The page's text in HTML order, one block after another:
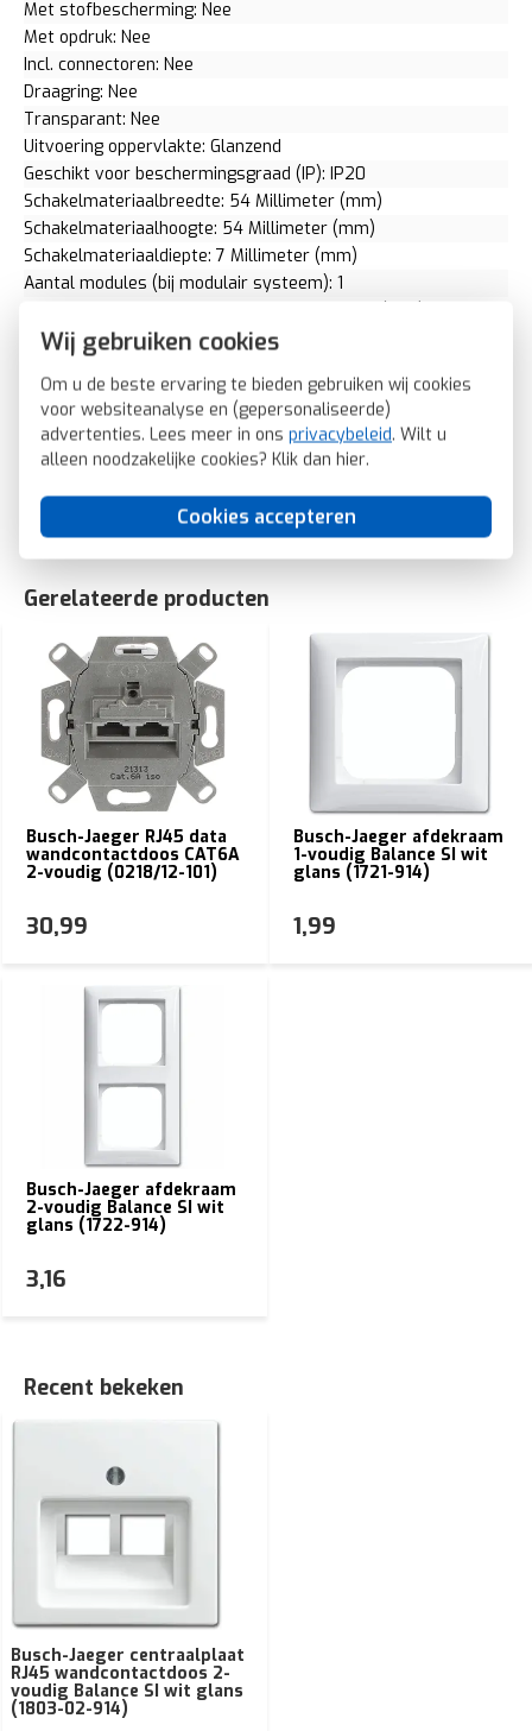
Wij gebruiken cookies
Om u de beste ervaring te bieden gebruiken wij cookies
voor websiteanalyse en (gepersonaliseerde)
advertenties. Lees meer in ons privacybeleid. Wilt u
alleen noodzakelijke cookies? Klik dan hier.
Cookies accepteren
Met stofbescherming: Nee
Met opdruk: Nee
Incl. connectoren: Nee
Draagring: Nee
Transparant: Nee
Uitvoering oppervlakte: Glanzend
Geschikt voor beschermingsgraad (IP): IP20
Schakelmateriaalbreedte: 54 Millimeter (mm)
Schakelmateriaalhoogte: 54 Millimeter (mm)
Schakelmateriaaldiepte: 7 Millimeter (mm)
Aantal modules (bij modulair systeem): 1
Antibacteriële behandeling: Nee
Busch-Jaeger centraalplaat RJ45 wandcontactdoos 2-voudig
Balance SI wit glans (1803-02-914)
SKU: Busch-Jaeger 1803-02-914
Gerelateerde producten
Busch-Jaeger RJ45 data
wandcontactdoos CAT6A
2-voudig (0218/12-101)
30,99
Busch-Jaeger afdekraam
1-voudig Balance SI wit
glans (1721-914)
1,99
Busch-Jaeger afdekraam
2-voudig Balance SI wit
glans (1722-914)
3,16
Recent bekeken
Busch-Jaeger centraalplaat
RJ45 wandcontactdoos 2-
voudig Balance SI wit glans
(1803-02-914)